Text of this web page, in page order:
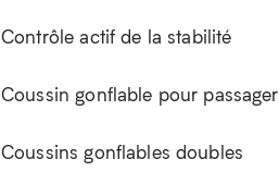
Contrôle actif de la stabilité
Coussin gonflable pour passager
Coussins gonflables doubles